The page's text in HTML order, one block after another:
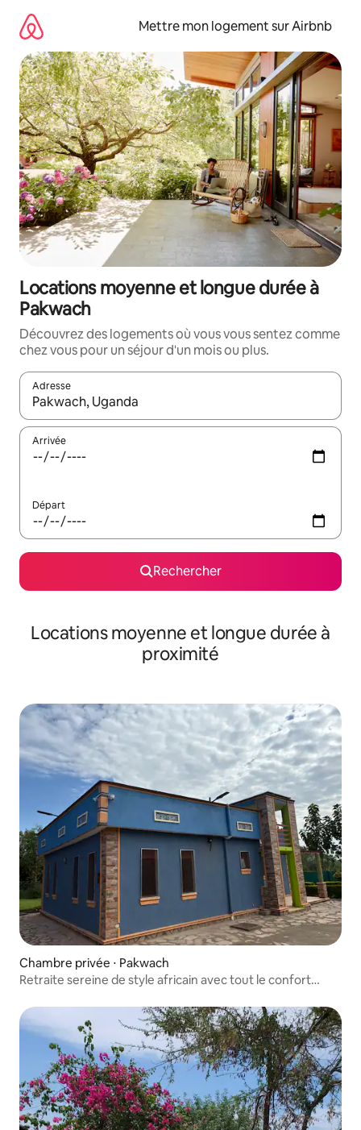
directement
contenu
Mettre mon logement sur Airbnb
Locations moyenne et longue durée à
Pakwach
Découvrez des logements où vous vous sentez comme
chez vous pour un séjour d'un mois ou plus.
Adresse
Lorsque les résultats s'affichent, utilisez les flèches vers le
Arrivée
Départ
Rechercher
Locations moyenne et longue durée à
proximité
Chambre privée ⋅ Pakwach
Retraite sereine de style africain avec tout le confort